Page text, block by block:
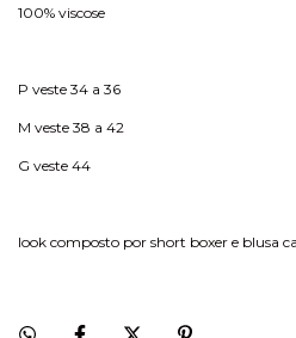
100% viscose
P veste 34 a 36
M veste 38 a 42
G veste 44
look composto por short boxer e blusa